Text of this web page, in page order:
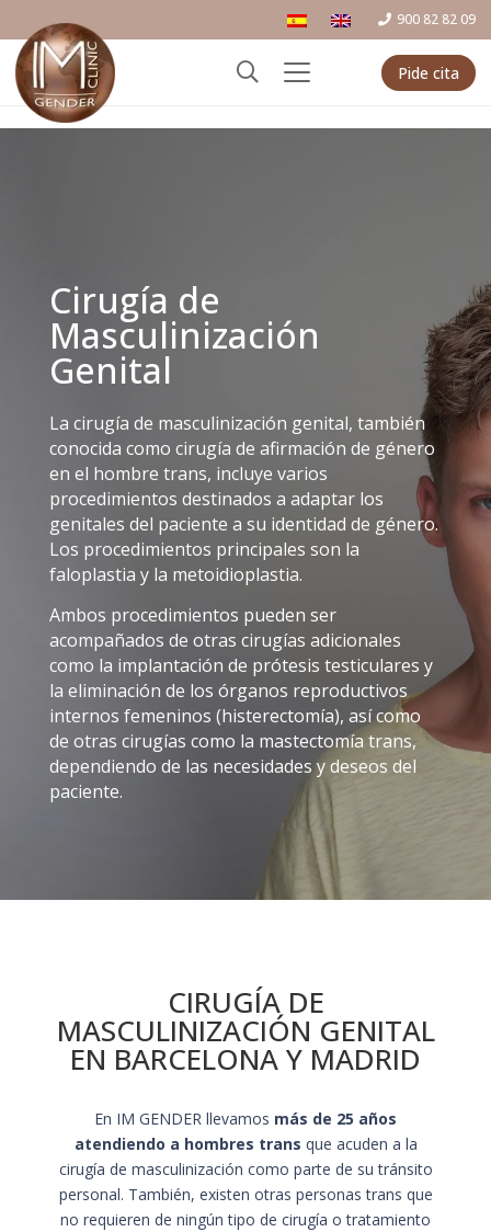
900 82 82 09
Pide cita
Cirugía de
Masculinización
Genital
La cirugía de masculinización genital, también
conocida como cirugía de afirmación de género
en el hombre trans, incluye varios
procedimientos destinados a adaptar los
genitales del paciente a su identidad de género.
Los procedimientos principales son la
faloplastia y la metoidioplastia.
Ambos procedimientos pueden ser
acompañados de otras cirugías adicionales
como la implantación de prótesis testiculares y
la eliminación de los órganos reproductivos
internos femeninos (histerectomía), así como
de otras cirugías como la mastectomía trans,
dependiendo de las necesidades y deseos del
paciente.
CIRUGÍA DE
MASCULINIZACIÓN GENITAL
EN BARCELONA Y MADRID
En IM GENDER llevamos más de 25 años
atendiendo a hombres trans que acuden a la
cirugía de masculinización como parte de su tránsito
personal. También, existen otras personas trans que
no requieren de ningún tipo de cirugía o tratamiento